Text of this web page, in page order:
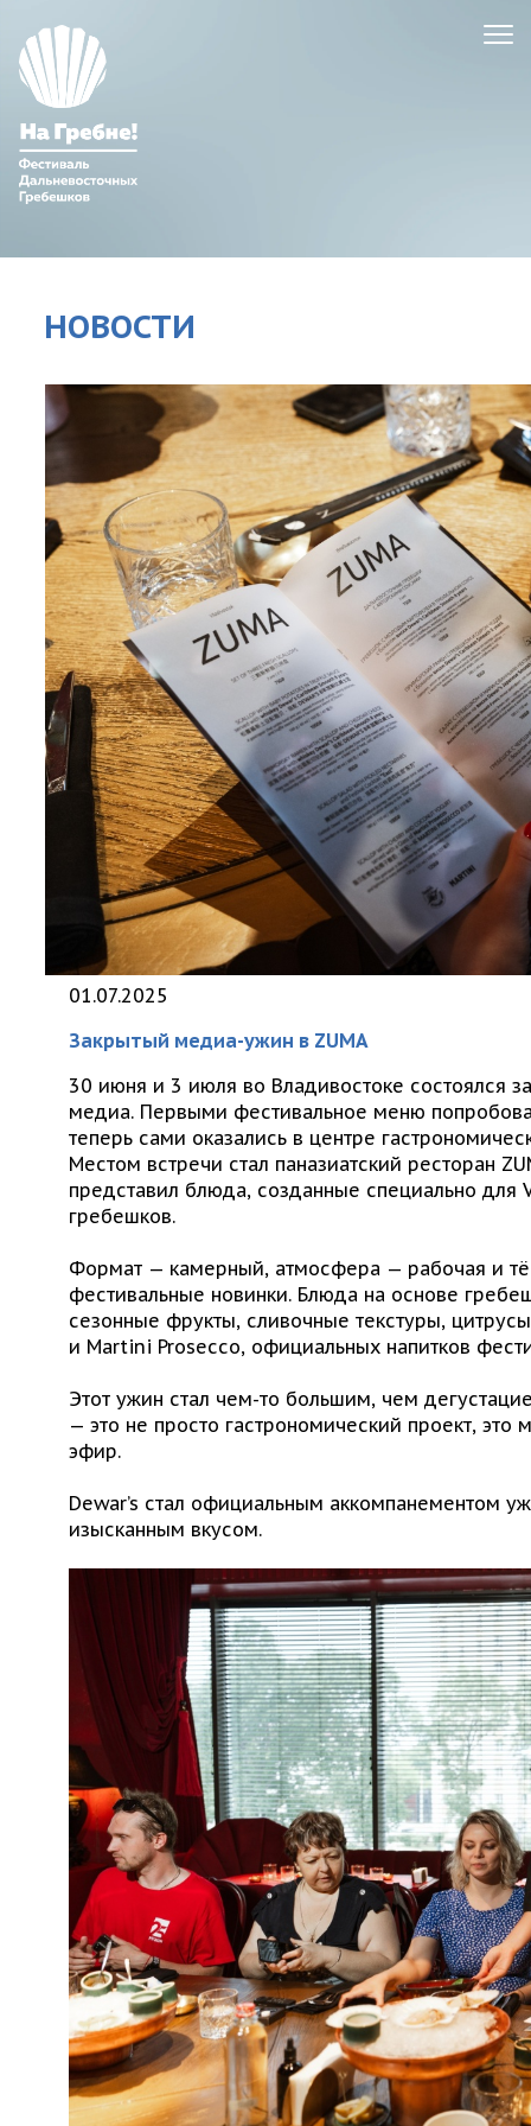
НОВОСТИ
01.07.2025
Закрытый медиа-ужин в ZUMA
30 июня и 3 июля во Владивостоке состоялся
медиа. Первыми фестивальное меню
теперь сами оказались в центре
Местом встречи стал паназиатский ресторан
представил блюда, созданные специально для
гребешков.
Формат — камерный, атмосфера — рабочая и
фестивальные новинки. Блюда на основе
сезонные фрукты, сливочные текстуры,
и Martini Prosecco, официальных напитков
Этот ужин стал чем-то большим, чем
— это не просто гастрономический проект,
эфир.
Dewar’s стал официальным аккомпанементом
изысканным вкусом.